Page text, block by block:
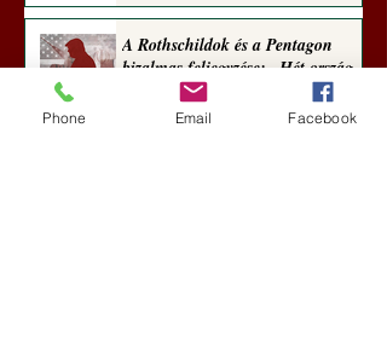
A Rothschildok és a Pentagon
bizalmas feljegyzése: „Hét ország
kiiktatása… Irán végleges
legyőzése”
Phone Email Facebook